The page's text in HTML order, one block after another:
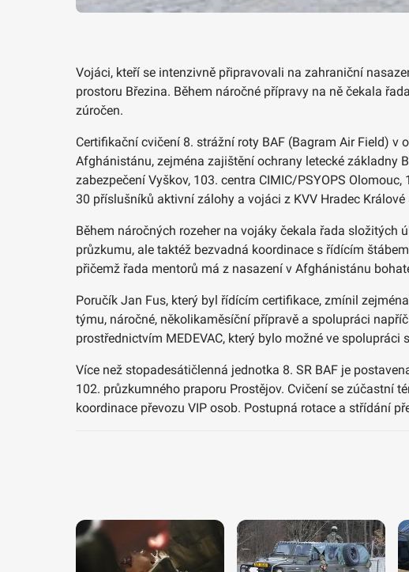
Vojáci, kteří se intenzivně připravovali na zahraniční
prostoru Březina. Během náročné přípravy na ně čekala
zúročen.
Certifikační cvičení 8. strážní roty BAF (Bagram Air Field)
Afghánistánu, zejména zajištění ochrany letecké základny
zabezpečení Vyškov, 103. centra CIMIC/PSYOPS
30 příslušníků aktivní zálohy a vojáci z KVV Hradec Králové
Během náročných rozeher na vojáky čekala řada
průzkumu, ale taktéž bezvadná koordinace s řídícím
přičemž řada mentorů má z nasazení v Afghánistánu
Poručík Jan Fus, který byl řídícím certifikace, zmínil
týmu, náročné, několikaměsíční přípravě a spolupráci
prostřednictvím MEDEVAC, který bylo možné ve
Více než stopadesátičlenná jednotka 8. SR BAF je
102. průzkumného praporu Prostějov. Cvičení se zúčastní
koordinace převozu VIP osob. Postupná rotace a střídání